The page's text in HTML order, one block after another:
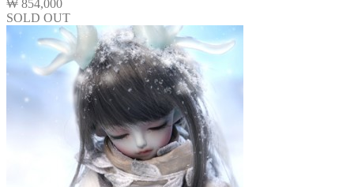
₩ 854,000
SOLD OUT